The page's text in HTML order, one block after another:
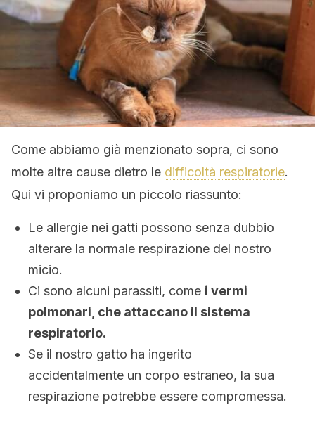
Come abbiamo già menzionato sopra, ci sono
molte altre cause dietro le difficoltà respiratorie.
Qui vi proponiamo un piccolo riassunto:
Le allergie nei gatti possono senza dubbio
alterare la normale respirazione del nostro
micio.
Ci sono alcuni parassiti, come i vermi
polmonari, che attaccano il sistema
respiratorio.
Se il nostro gatto ha ingerito
accidentalmente un corpo estraneo, la sua
respirazione potrebbe essere compromessa.